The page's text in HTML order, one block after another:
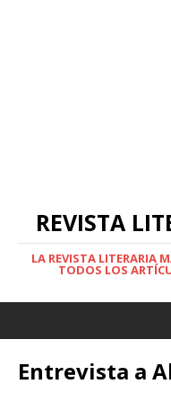
REVISTA
LA REVISTA LITERARIA
TODOS LOS
Entrevista a